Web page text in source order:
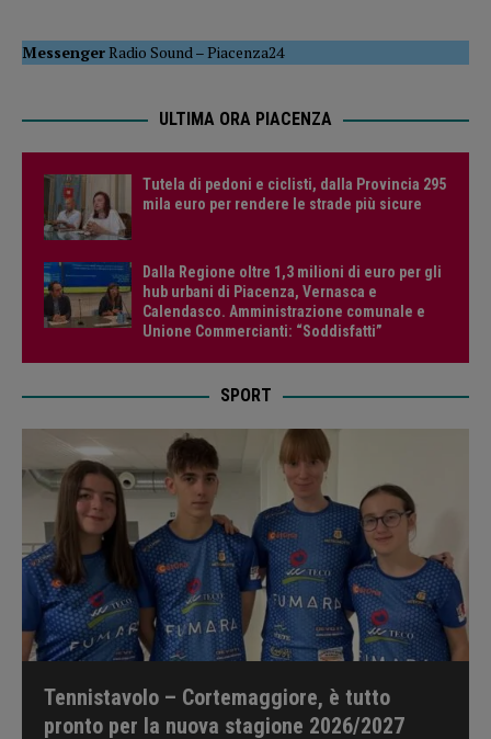
MessengerRadio Sound–Piacenza24
ULTIMA ORA PIACENZA
Tutela di pedoni e ciclisti, dalla Provincia 295
mila euro per rendere le strade più sicure
Dalla Regione oltre 1,3 milioni di euro per gli
hub urbani di Piacenza, Vernasca e
Calendasco. Amministrazione comunale e
Unione Commercianti: “Soddisfatti”
SPORT
Tennistavolo – Cortemaggiore, è tutto
pronto per la nuova stagione 2026/2027